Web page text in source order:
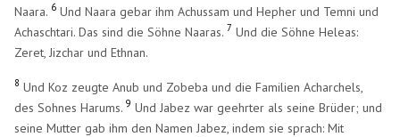
Naara. 6 Und Naara gebar ihm Achussam und Hepher und Temni und
Achaschtari. Das sind die Söhne Naaras. 7 Und die Söhne Heleas:
Zeret, Jizchar und Ethnan.
8 Und Koz zeugte Anub und Zobeba und die Familien Acharchels,
des Sohnes Harums.9 Und Jabez war geehrter als seine Brüder; und
seine Mutter gab ihm den Namen Jabez, indem sie sprach: Mit